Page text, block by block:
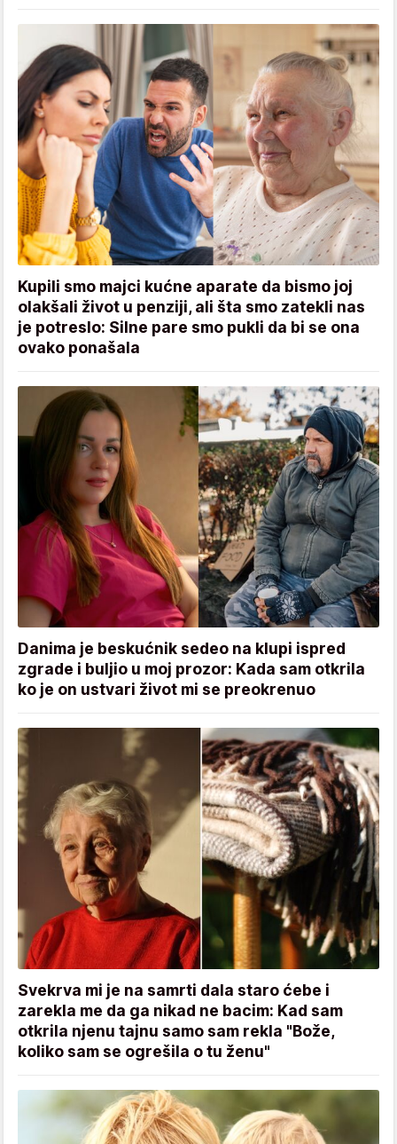
Kupili smo majci kućne aparate da bismo joj
olakšali život u penziji, ali šta smo zatekli nas
je potreslo: Silne pare smo pukli da bi se ona
ovako ponašala
Danima je beskućnik sedeo na klupi ispred
zgrade i buljio u moj prozor: Kada sam otkrila
ko je on ustvari život mi se preokrenuo
Svekrva mi je na samrti dala staro ćebe i
zarekla me da ga nikad ne bacim: Kad sam
otkrila njenu tajnu samo sam rekla "Bože,
koliko sam se ogrešila o tu ženu"